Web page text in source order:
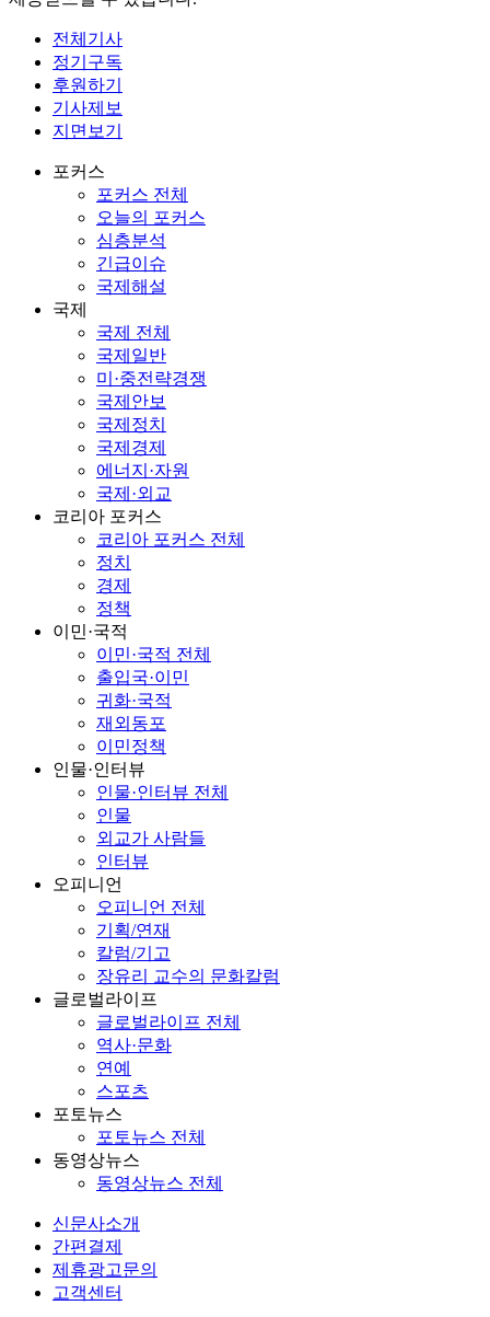
전체기사
정기구독
후원하기
기사제보
지면보기
포커스
포커스 전체
오늘의 포커스
심층분석
긴급이슈
국제해설
국제
국제 전체
국제일반
미·중전략경쟁
국제안보
국제정치
국제경제
에너지·자원
국제·외교
코리아 포커스
코리아 포커스 전체
정치
경제
정책
이민·국적
이민·국적 전체
출입국·이민
귀화·국적
재외동포
이민정책
인물·인터뷰
인물·인터뷰 전체
인물
외교가 사람들
인터뷰
오피니언
오피니언 전체
기획/연재
칼럼/기고
장유리 교수의 문화칼럼
글로벌라이프
글로벌라이프 전체
역사·문화
연예
스포츠
포토뉴스
포토뉴스 전체
동영상뉴스
동영상뉴스 전체
신문사소개
간편결제
제휴광고문의
고객센터